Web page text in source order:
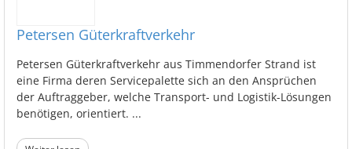
Petersen Güterkraftverkehr
Petersen Güterkraftverkehr aus Timmendorfer Strand ist
eine Firma deren Servicepalette sich an den Ansprüchen
der Auftraggeber, welche Transport- und Logistik-Lösungen
benötigen, orientiert. ...